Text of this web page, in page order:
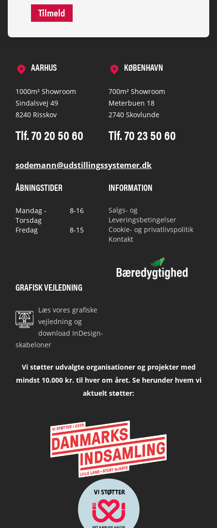
Tilmeld
AARHUS
1000m² Showroom
Sindalsvej 49
8240 Risskov
Tlf. 70 20 50 60
sodemann@udstillingssystemer.dk
KØBENHAVN
700m² Showroom
Meterbuen 18
2740 Skovlunde
Tlf. 70 23 50 60
ÅBNINGSTIDER
Mandag -
Torsdag
8-16
Fredag 8-15
INFORMATION
Salgs- og
Leveringsbetingelser
Cookie- og privatlivspolitik
Kontakt
GRAFISK VEJLEDNING
Læs vores grafiske
vejledning og
download InDesign-
skabeloner
Vi støtter udvalgte organisationer og projekter med
mindst 10.000 kr. til hver om året. Se herunder hvem vi
aktuelt støtter: